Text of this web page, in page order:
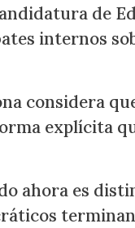
de
internos
considera
explícita
ahora es